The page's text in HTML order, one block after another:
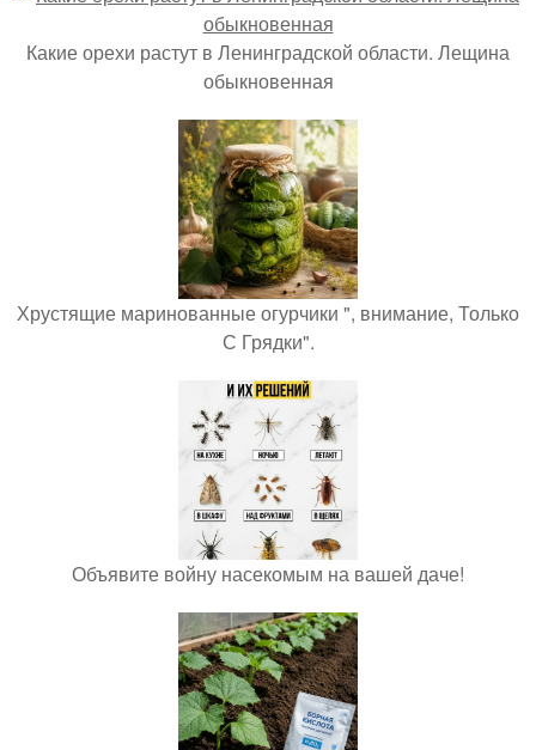
Какие орехи растут в Ленинградской области. Лещина
обыкновенная
Хрустящие маринованные огурчики ", внимание, Только
С Грядки".
Объявите войну насекомым на вашей даче!